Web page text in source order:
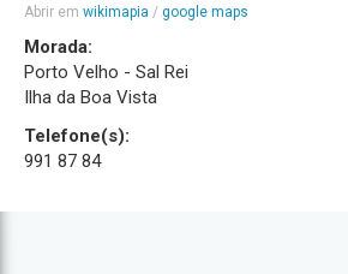
Abrir em wikimapia / google maps
Morada:
Porto Velho - Sal Rei
Ilha da Boa Vista
Telefone(s):
991 87 84